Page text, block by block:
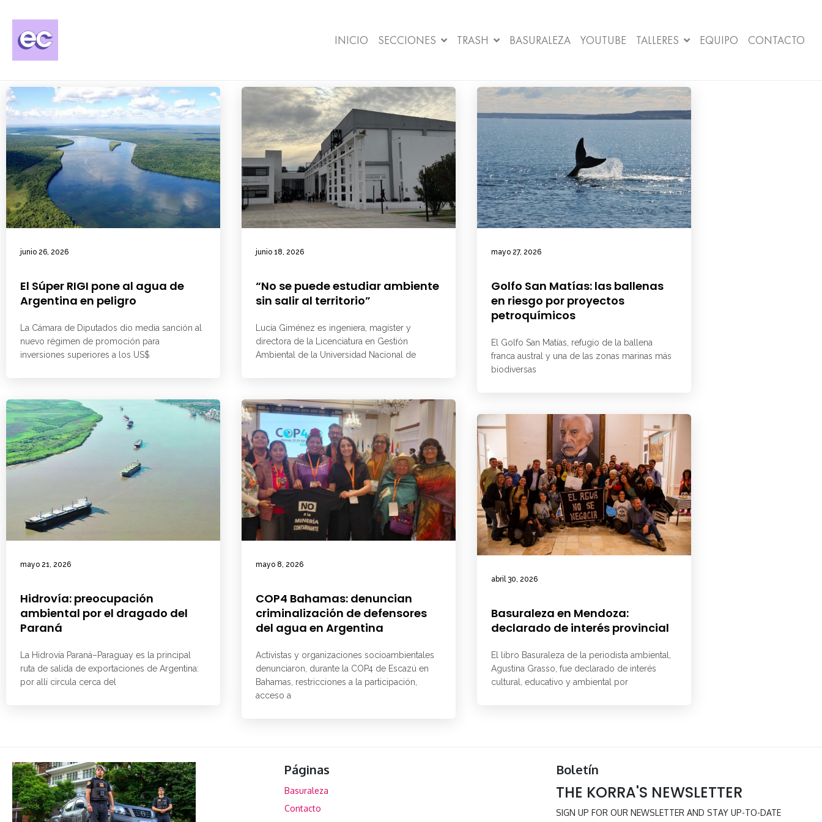
INICIO SECCIONES TRASH BASURALEZA YOUTUBE TALLERES EQUIPO CONTACTO
junio 26, 2026
El Súper RIGI pone al agua de
Argentina en peligro
La Cámara de Diputados dio media sanción al
nuevo régimen de promoción para
inversiones superiores a los US$
junio 18, 2026
“No se puede estudiar ambiente
sin salir al territorio”
Lucía Giménez es ingeniera, magíster y
directora de la Licenciatura en Gestión
Ambiental de la Universidad Nacional de
mayo 27, 2026
Golfo San Matías: las ballenas
en riesgo por proyectos
petroquímicos
El Golfo San Matías, refugio de la ballena
franca austral y una de las zonas marinas más
biodiversas
mayo 21, 2026
Hidrovía: preocupación
ambiental por el dragado del
Paraná
La Hidrovía Paraná–Paraguay es la principal
ruta de salida de exportaciones de Argentina:
por allí circula cerca del
mayo 8, 2026
COP4 Bahamas: denuncian
criminalización de defensores
del agua en Argentina
Activistas y organizaciones socioambientales
denunciaron, durante la COP4 de Escazú en
Bahamas, restricciones a la participación,
acceso a
abril 30, 2026
Basuraleza en Mendoza:
declarado de interés provincial
El libro Basuraleza de la periodista ambiental,
Agustina Grasso, fue declarado de interés
cultural, educativo y ambiental por
Páginas
Basuraleza
Contacto
Boletín
THE KORRA'S NEWSLETTER
SIGN UP FOR OUR NEWSLETTER AND STAY UP-TO-DATE